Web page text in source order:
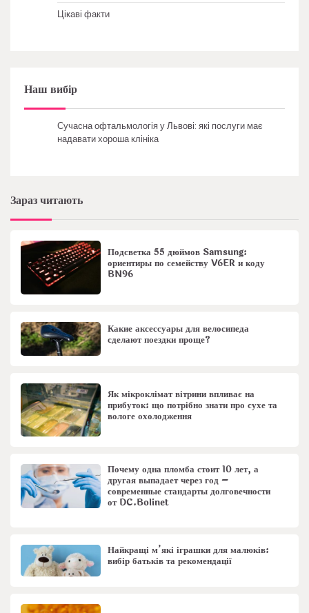
Цікаві факти
Наш вибір
Сучасна офтальмологія у Львові: які послуги має
надавати хороша клініка
Зараз читають
Подсветка 55 дюймов Samsung:
ориентиры по семейству V6ER и коду
BN96
Какие аксессуары для велосипеда
сделают поездки проще?
Як мікроклімат вітрини впливає на
прибуток: що потрібно знати про сухе та
вологе охолодження
Почему одна пломба стоит 10 лет, а
другая выпадает через год –
современные стандарты долговечности
от DC.Bolinet
Найкращі м’які іграшки для малюків:
вибір батьків та рекомендації